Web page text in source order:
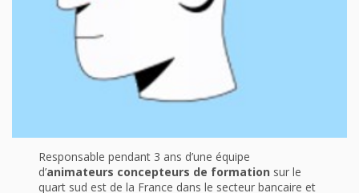
Responsable pendant 3 ans d’une équipe
d’animateurs concepteurs de formation sur le
quart sud est de la France dans le secteur bancaire et